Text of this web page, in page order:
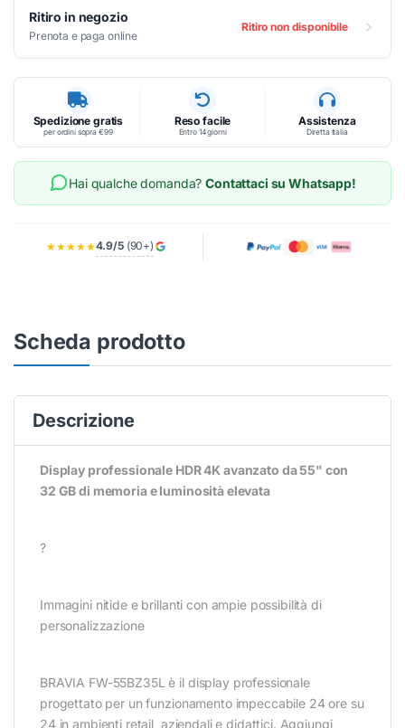
Ritiro in negozio
Prenota e paga online
Ritiro non disponibile
Spedizione gratis
per ordini sopra €99
Reso facile
Entro 14 giorni
Assistenza
Diretta Italia
Hai qualche domanda?Contattaci su Whatsapp!
★★★★★4.9/5(90+)
Scheda prodotto
Descrizione
Display professionale HDR 4K avanzato da 55" con
32 GB di memoria e luminosità elevata
?
Immagini nitide e brillanti con ampie possibilità di
personalizzazione
BRAVIA FW-55BZ35L è il display professionale
progettato per un funzionamento impeccabile 24 ore su
24 in ambienti retail, aziendali e didattici. Aggiungi